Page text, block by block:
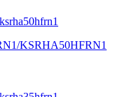
KSRHA50HFRN1